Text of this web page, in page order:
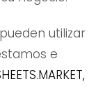
utilizar
e